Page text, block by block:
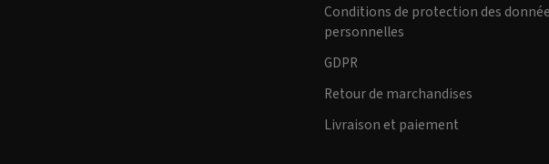
Conditions de protection des
personnelles
GDPR
Retour de marchandises
Livraison et paiement